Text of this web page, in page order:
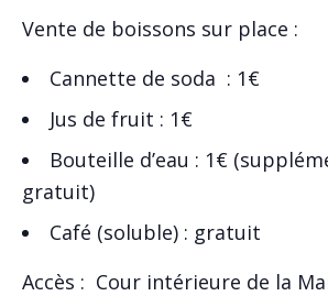
Vente de boissons sur place :
Cannette de soda : 1€
Jus de fruit : 1€
Bouteille d’eau : 1€
gratuit)
Café (soluble) : gratuit
Accès : Cour intérieure de la